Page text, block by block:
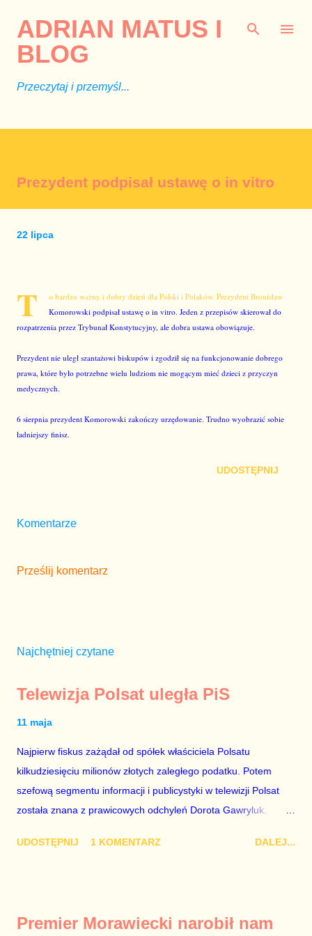
ADRIAN MATUS I
BLOG
Przeczytaj i przemyśl...
Prezydent podpisał ustawę o in vitro
22 lipca
T
o bardzo ważny i dobry dzień dla Polski i Polaków. Prezydent Bronisław
Komorowski podpisał ustawę o in vitro. Jeden z przepisów skierował do
rozpatrzenia przez Trybunał Konstytucyjny, ale dobra ustawa obowiązuje.
Prezydent nie uległ szantażowi biskupów i zgodził się na funkcjonowanie dobrego
prawa, które było potrzebne wielu ludziom nie mogącym mieć dzieci z przyczyn
medycznych.
6 sierpnia prezydent Komorowski zakończy urzędowanie. Trudno wyobrazić sobie
ładniejszy finisz.
UDOSTĘPNIJ
Komentarze
Prześlij komentarz
Najchętniej czytane
Telewizja Polsat uległa PiS
11 maja
Najpierw fiskus zażądał od spółek właściciela Polsatu
kilkudziesięciu milionów złotych zaległego podatku. Potem
szefową segmentu informacji i publicystyki w telewizji Polsat
została znana z prawicowych odchyleń Dorota Gawryluk.
marionetka partii rządzącej, żona agenta SB, który jest obecnie
tylko tam, gdzie nie ma trudnych pytań. Taki obrót spraw
UDOSTĘPNIJ 1 KOMENTARZ DALEJ...
Premier Morawiecki narobił nam